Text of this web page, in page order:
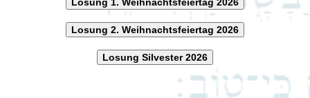
Losung 2. Weihnachtsfeiertag 2026
Losung Silvester 2026